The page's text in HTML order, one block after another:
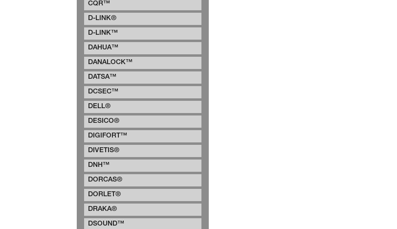
CQR™
D-LINK®
D-LINK™
DAHUA™
DANALOCK™
DATSA™
DCSEC™
DELL®
DESICO®
DIGIFORT™
DIVETIS®
DNH™
DORCAS®
DORLET®
DRAKA®
DSOUND™